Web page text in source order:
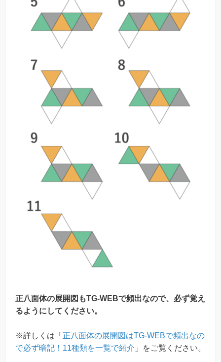
正八面体の展開図もTG-WEBで頻出なので、必ず覚え
るようにしてください。
※詳しくは「 正八面体の展開図はTG-WEBで頻出なの
で必ず暗記！11種類を一覧で紹介 」をご覧ください。